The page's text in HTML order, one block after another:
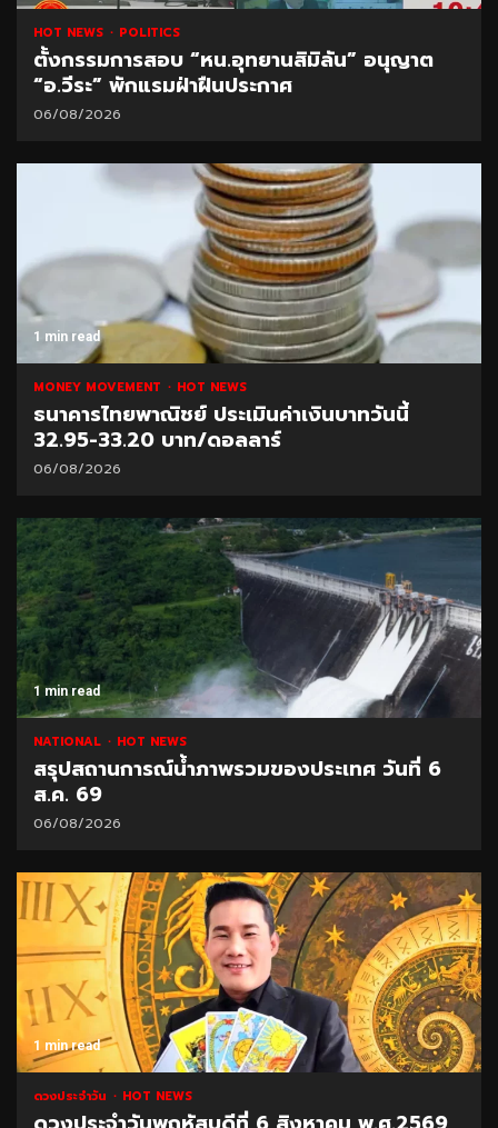
HOT NEWS POLITICS
ตั้งกรรมการสอบ “หน.อุทยานสิมิลัน” อนุญาต
“อ.วีระ” พักแรมฝ่าฝืนประกาศ
06/08/2026
1 min read
MONEY MOVEMENT HOT NEWS
ธนาคารไทยพาณิชย์ ประเมินค่าเงินบาทวันนี้
32.95-33.20 บาท/ดอลลาร์
06/08/2026
1 min read
NATIONAL HOT NEWS
สรุปสถานการณ์น้ำภาพรวมของประเทศ วันที่ 6
ส.ค. 69
06/08/2026
1 min read
ดวงประจำวัน HOT NEWS